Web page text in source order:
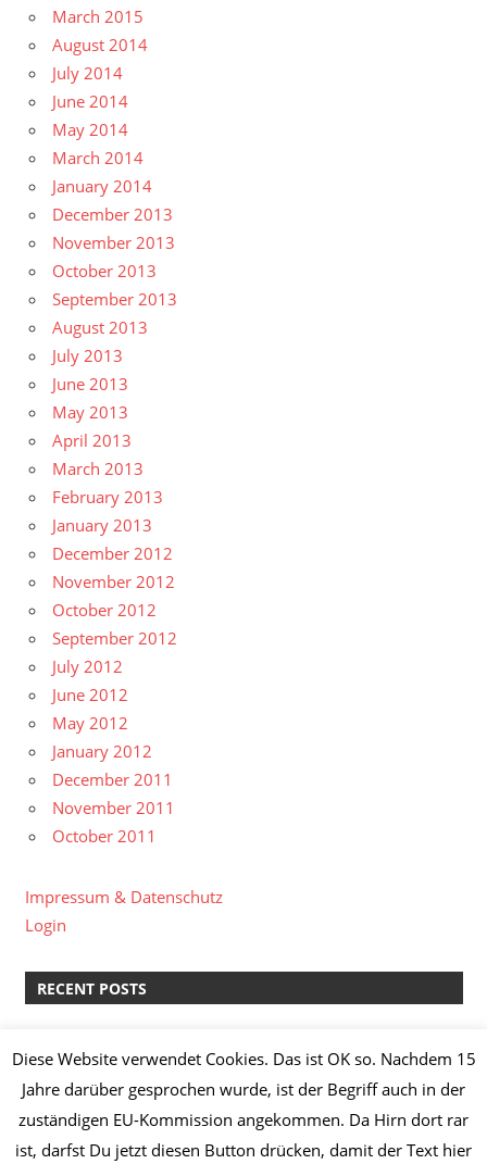
March 2015
August 2014
July 2014
June 2014
May 2014
March 2014
January 2014
December 2013
November 2013
October 2013
September 2013
August 2013
July 2013
June 2013
May 2013
April 2013
March 2013
February 2013
January 2013
December 2012
November 2012
October 2012
September 2012
July 2012
June 2012
May 2012
January 2012
December 2011
November 2011
October 2011
Impressum & Datenschutz
Login
RECENT POSTS
Lachs-Spinat-Lasagne & Manz Weißburgunder “Löss”
2014
Knoblauch-Hähnchenbrust mit Broccoli,
Champignons, Frühkartoffeln und Kräuterquark
Diese Website verwendet Cookies. Das ist OK so. Nachdem 15
Jahre darüber gesprochen wurde, ist der Begriff auch in der
zuständigen EU-Kommission angekommen. Da Hirn dort rar
ist, darfst Du jetzt diesen Button drücken, damit der Text hier